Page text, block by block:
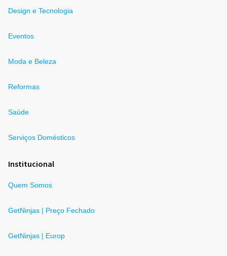
Design e Tecnologia
Eventos
Moda e Beleza
Reformas
Saúde
Serviços Domésticos
Institucional
Quem Somos
GetNinjas | Preço Fechado
GetNinjas | Europ